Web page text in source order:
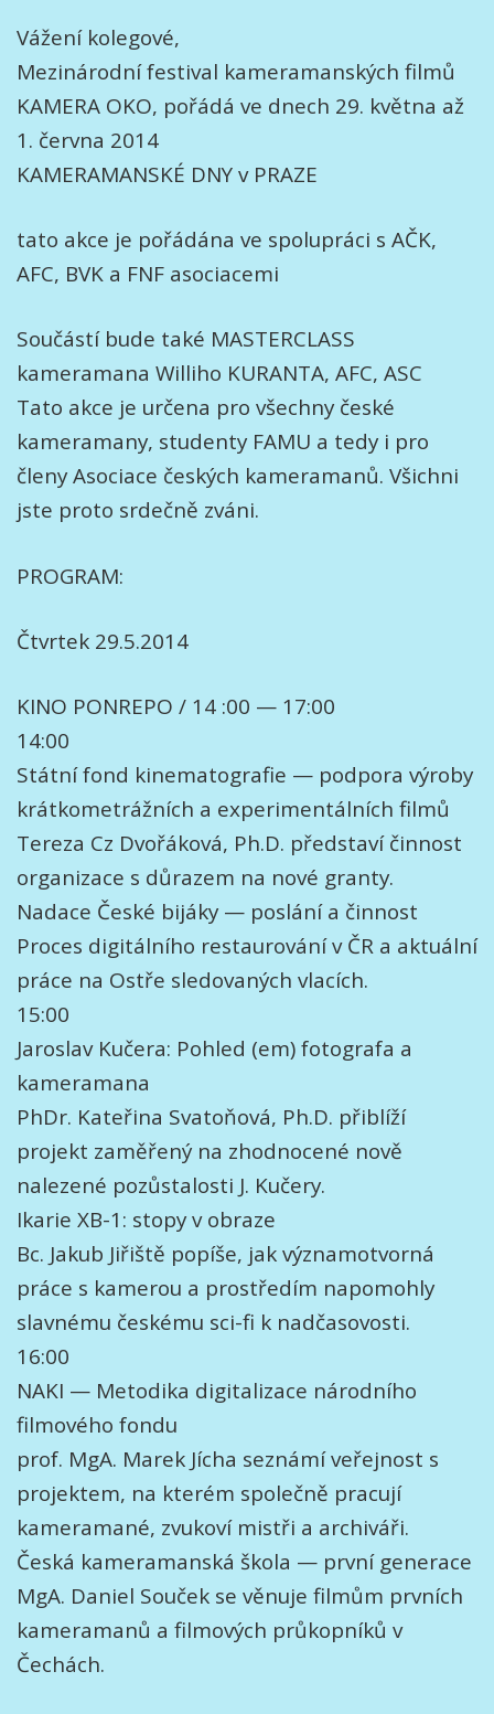
Vážení kolegové,
Mezinárodní festival kameramanských filmů
KAMERA OKO, pořádá ve dnech 29. května až
1. června 2014
KAMERAMANSKÉ DNY v PRAZE
tato akce je pořádána ve spolupráci s AČK,
AFC, BVK a FNF asociacemi
Součástí bude také MASTERCLASS
kameramana Williho KURANTA, AFC, ASC
Tato akce je určena pro všechny české
kameramany, studenty FAMU a tedy i pro
členy Asociace českých kameramanů. Všichni
jste proto srdečně zváni.
PROGRAM:
Čtvrtek 29.5.2014
KINO PONREPO / 14 :00 — 17:00
14:00
Státní fond kinematografie — podpora výroby
krátkometrážních a experimentálních filmů
Tereza Cz Dvořáková, Ph.D. představí činnost
organizace s důrazem na nové granty.
Nadace České bijáky — poslání a činnost
Proces digitálního restaurování v ČR a aktuální
práce na Ostře sledovaných vlacích.
15:00
Jaroslav Kučera: Pohled (em) fotografa a
kameramana
PhDr. Kateřina Svatoňová, Ph.D. přiblíží
projekt zaměřený na zhodnocené nově
nalezené pozůstalosti J. Kučery.
Ikarie XB-1: stopy v obraze
Bc. Jakub Jiřiště popíše, jak významotvorná
práce s kamerou a prostředím napomohly
slavnému českému sci-fi k nadčasovosti.
16:00
NAKI — Metodika digitalizace národního
filmového fondu
prof. MgA. Marek Jícha seznámí veřejnost s
projektem, na kterém společně pracují
kameramané, zvukoví mistři a archiváři.
Česká kameramanská škola — první generace
MgA. Daniel Souček se věnuje filmům prvních
kameramanů a filmových průkopníků v
Čechách.